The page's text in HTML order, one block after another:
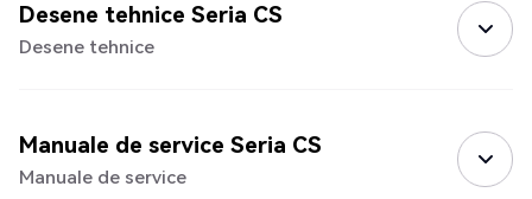
Desene tehnice Seria CS
Desene tehnice
Manuale de service Seria CS
Manuale de service